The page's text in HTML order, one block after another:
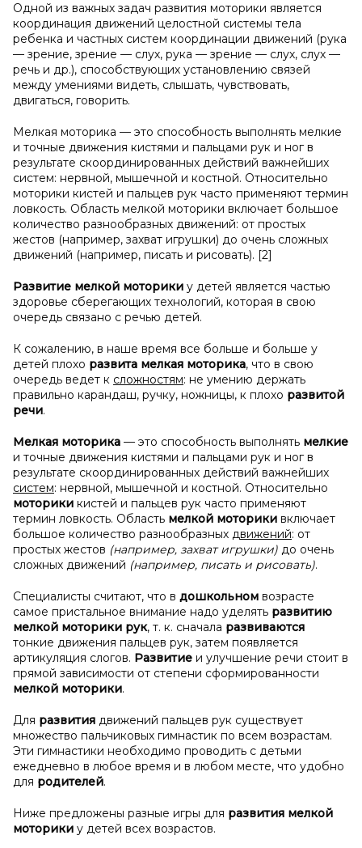
Одной из важных задач развития моторики является
координация движений целостной системы тела
ребенка и частных систем координации движений (рука
— зрение, зрение — слух, рука — зрение — слух, слух —
речь и др.), способствующих установлению связей
между умениями видеть, слышать, чувствовать,
двигаться, говорить.
Мелкая моторика — это способность выполнять мелкие
и точные движения кистями и пальцами рук и ног в
результате скоординированных действий важнейших
систем: нервной, мышечной и костной. Относительно
моторики кистей и пальцев рук часто применяют термин
ловкость. Область мелкой моторики включает большое
количество разнообразных движений: от простых
жестов (например, захват игрушки) до очень сложных
движений (например, писать и рисовать). [2]
Развитие мелкой моторики у детей является частью
здоровье сберегающих технологий, которая в свою
очередь связано с речью детей.
К сожалению, в наше время все больше и больше у
детей плохо развита мелкая моторика, что в свою
очередь ведет к сложностям: не умению держать
правильно карандаш, ручку, ножницы, к плохо развитой
речи.
Мелкая моторика — это способность выполнять мелкие
и точные движения кистями и пальцами рук и ног в
результате скоординированных действий важнейших
систем: нервной, мышечной и костной. Относительно
моторики кистей и пальцев рук часто применяют
термин ловкость. Область мелкой моторики включает
большое количество разнообразных движений: от
простых жестов (например, захват игрушки) до очень
сложных движений (например, писать и рисовать).
Специалисты считают, что в дошкольном возрасте
самое пристальное внимание надо уделять развитию
мелкой моторики рук, т. к. сначала развиваются
тонкие движения пальцев рук, затем появляется
артикуляция слогов. Развитие и улучшение речи стоит в
прямой зависимости от степени сформированности
мелкой моторики.
Для развития движений пальцев рук существует
множество пальчиковых гимнастик по всем возрастам.
Эти гимнастики необходимо проводить с детьми
ежедневно в любое время и в любом месте, что удобно
для родителей.
Ниже предложены разные игры для развития мелкой
моторики у детей всех возрастов.